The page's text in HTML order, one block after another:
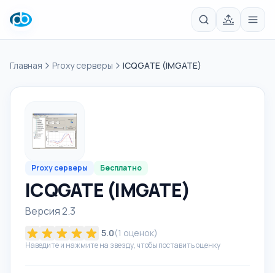
Главная Proxy серверы ICQGATE (IMGATE)
Proxy серверы Бесплатно
ICQGATE (IMGATE)
Версия 2.3
5.0(1 оценок)
Наведите и нажмите на звезду, чтобы поставить оценку